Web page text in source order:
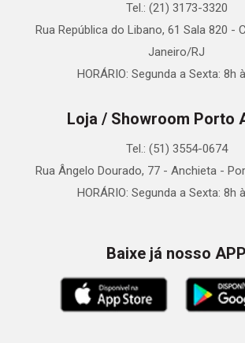
Tel.: (21) 3173-3320
Rua República do Libano, 61 Sala 820 -
Janeiro/RJ
HORÁRIO: Segunda a Sexta: 8h
Loja / Showroom Porto
Tel.: (51) 3554-0674
Rua Ângelo Dourado, 77 - Anchieta -
HORÁRIO: Segunda a Sexta: 8h
Baixe já nosso APP